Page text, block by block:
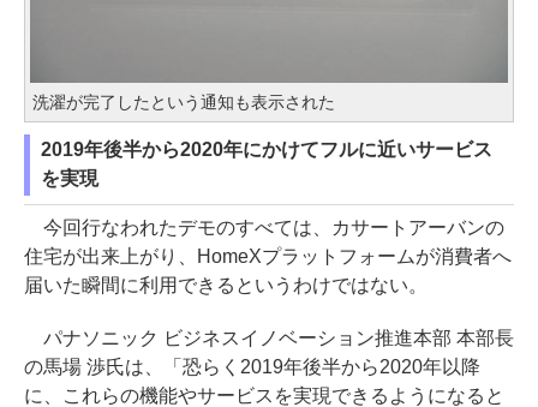
洗濯が完了したという通知も表示された
2019年後半から2020年にかけてフルに近いサービス
を実現
今回行なわれたデモのすべては、カサートアーバンの
住宅が出来上がり、HomeXプラットフォームが消費者へ
届いた瞬間に利用できるというわけではない。
パナソニック ビジネスイノベーション推進本部 本部長
の馬場 渉氏は、「恐らく2019年後半から2020年以降
に、これらの機能やサービスを実現できるようになると